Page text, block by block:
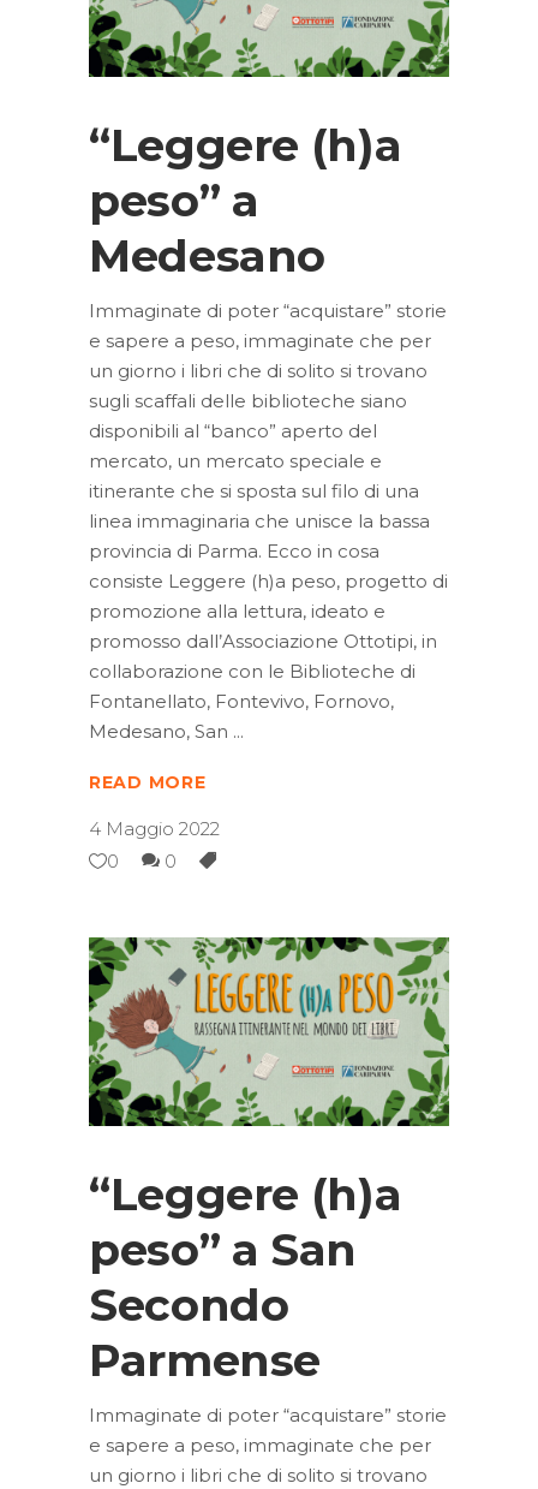
“Leggere (h)a
peso” a
Medesano
Immaginate di poter “acquistare” storie
e sapere a peso, immaginate che per
un giorno i libri che di solito si trovano
sugli scaffali delle biblioteche siano
disponibili al “banco” aperto del
mercato, un mercato speciale e
itinerante che si sposta sul filo di una
linea immaginaria che unisce la bassa
provincia di Parma. Ecco in cosa
consiste Leggere (h)a peso, progetto di
promozione alla lettura, ideato e
promosso dall’Associazione Ottotipi, in
collaborazione con le Biblioteche di
Fontanellato, Fontevivo, Fornovo,
Medesano, San
READ MORE
4 Maggio 2022
0
0
“Leggere (h)a
peso” a San
Secondo
Parmense
Immaginate di poter “acquistare” storie
e sapere a peso, immaginate che per
un giorno i libri che di solito si trovano